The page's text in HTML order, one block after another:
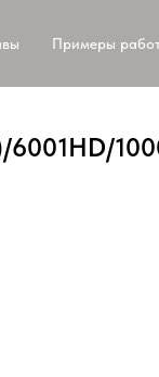
Примеры
6001HD/